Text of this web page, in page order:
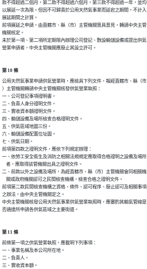
款不得超過二個月，第二款不得超過六個月，第三款不得超過一年，並均
以展延一次為限。但因不可歸責於公用天然氣事業而延宕之期間，不計入
展延期間之計算。
前項展延之申請，由直轄市、縣（市）主管機關簽具意見，轉請中央主管
機關核定。
未於第一項、第二項所定期限內辦理公司登記、敷設輸儲設備或提出供氣
營業申請者，中央主管機關應廢止其設立許可。
第 10 條
公用天然氣事業申請供氣營業時，應檢具下列文件，報經直轄市、縣（市
）主管機關轉請中央主管機關核發供氣營業執照：
一、公司登記事項證明書。
二、負責人身分證明文件。
三、實收資本額證明文件。
四、輸儲設備及場所檢查合格證明文件。
五、供氣區域地圖三份。
六、輸儲設備配置位址圖。
七、供氣日期。
前項第四款之證明文件，應依下列規定辦理：
一、依勞工安全衛生及消防之相關法規規定應取得合格證明之設備及場所
    者，應取得該管機關出具之證明文件。
二、前款以外之設備及場所，為經直轄市、縣（市）主管機關會同相關機
    關或政府機關認可之民間檢查機構，檢查合格之證明文件。
前項第二款民間檢查機構之資格、條件、認可程序、廢止認可及相關事項
之辦法，由中央主管機關定之。
中央主管機關核發公用天然氣事業供氣營業執照時，應審酌其輸氣管線是
否通達所申請各供氣區域之主要街道。
第 11 條
前條第一項之供氣營業執照，應載明下列事項：
一、事業名稱及本公司所在地。
二、負責人。
三、實收資本額。